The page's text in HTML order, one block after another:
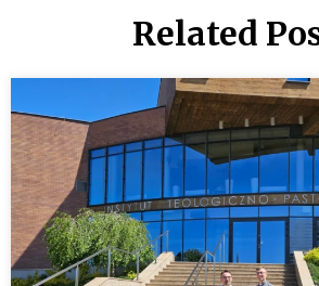
Related